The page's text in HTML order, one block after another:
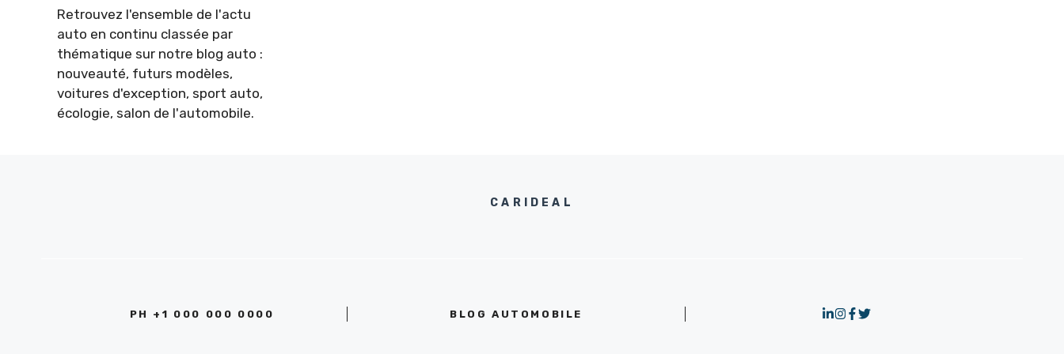
Retrouvez l'ensemble de l'actu
auto en continu classée par
thématique sur notre blog auto :
nouveauté, futurs modèles,
voitures d'exception, sport auto,
écologie, salon de l'automobile.
CARIDEAL
PH +1 000 000 0000 BLOG AUTOMOBILE